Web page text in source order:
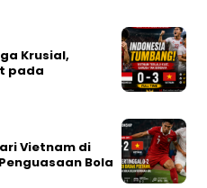
Krusial,
pada
Vietnam di
Bola